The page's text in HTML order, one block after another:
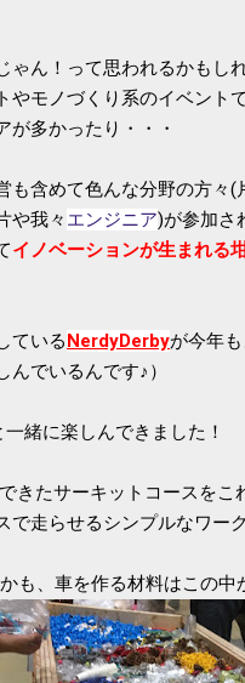
ゃん！って思われるかもし
やモノづくり系のイベント
が多かったり・・・
も含めて色んな分野の方々(
や我々 エンジニア)が参加さ
イノベーションが生まれる
ているNerdyDerbyが今年
んでいるんです♪）
緒に楽しんできました！
きたサーキットコースを
で走らせるシンプルなワー
も、車を作る材料はこの中